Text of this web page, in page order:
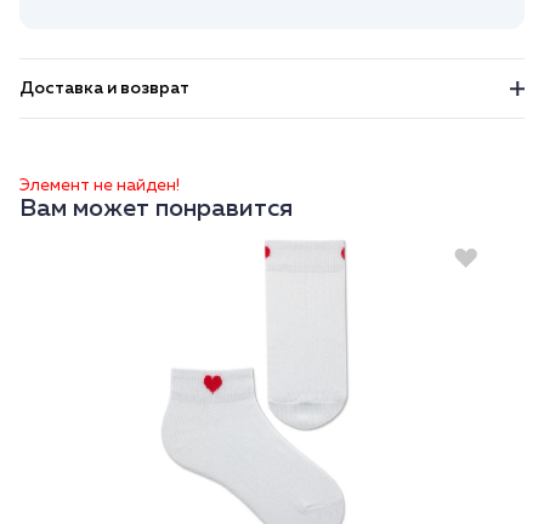
Доставка и возврат
Элемент не найден!
Вам может понравится